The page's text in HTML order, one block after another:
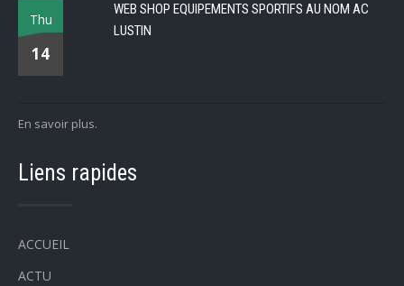
Thu
14
WEB SHOP EQUIPEMENTS SPORTIFS AU NOM AC
LUSTIN
En savoir plus.
Liens rapides
ACCUEIL
ACTU